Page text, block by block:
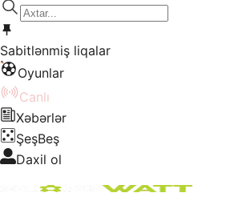
Sabitlənmiş liqalar
Oyunlar
Canlı
Xəbərlər
ŞeşBeş
Daxil ol